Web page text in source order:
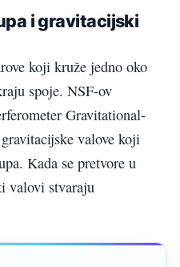
i gravitacijski
koji kruže jedno oko
spoje. NSF-ov
Gravitational-
valove koji
Kada se pretvore u
valovi stvaraju